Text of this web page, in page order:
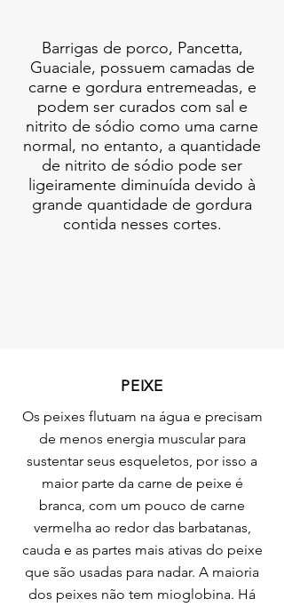
Barrigas de porco, Pancetta,
Guaciale, possuem camadas de
carne e gordura entremeadas, e
podem ser curados com sal e
nitrito de sódio como uma carne
normal, no entanto, a quantidade
de nitrito de sódio pode ser
ligeiramente diminuída devido à
grande quantidade de gordura
contida nesses cortes.
PEIXE
Os peixes flutuam na água e precisam
de menos energia muscular para
sustentar seus esqueletos, por isso a
maior parte da carne de peixe é
branca, com um pouco de carne
vermelha ao redor das barbatanas,
cauda e as partes mais ativas do peixe
que são usadas para nadar. A maioria
dos peixes não tem mioglobina. Há